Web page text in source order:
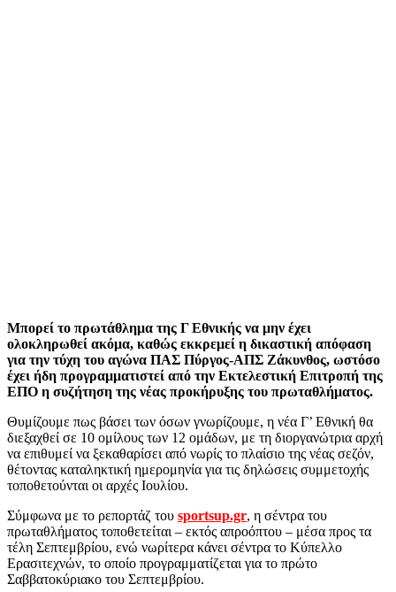
Μπορεί το πρωτάθλημα της Γ Εθνικής να μην έχει
ολοκληρωθεί ακόμα, καθώς εκκρεμεί η δικαστική απόφαση
για την τύχη του αγώνα ΠΑΣ Πύργος-ΑΠΣ Ζάκυνθος, ωστόσο
έχει ήδη προγραμματιστεί από την Εκτελεστική Επιτροπή της
ΕΠΟ η συζήτηση της νέας προκήρυξης του πρωταθλήματος.
Θυμίζουμε πως βάσει των όσων γνωρίζουμε, η νέα Γ’ Εθνική θα
διεξαχθεί σε 10 ομίλους των 12 ομάδων, με τη διοργανώτρια αρχή
να επιθυμεί να ξεκαθαρίσει από νωρίς το πλαίσιο της νέας σεζόν,
θέτοντας καταληκτική ημερομηνία για τις δηλώσεις συμμετοχής
τοποθετούνται οι αρχές Ιουλίου.
Σύμφωνα με το ρεπορτάζ του sportsup.gr, η σέντρα του
πρωταθλήματος τοποθετείται – εκτός απροόπτου – μέσα προς τα
τέλη Σεπτεμβρίου, ενώ νωρίτερα κάνει σέντρα το Κύπελλο
Ερασιτεχνών, το οποίο προγραμματίζεται για το πρώτο
Σαββατοκύριακο του Σεπτεμβρίου.